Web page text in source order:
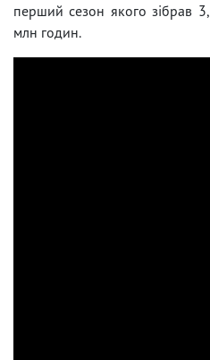
перший сезон якого зібрав
млн годин.